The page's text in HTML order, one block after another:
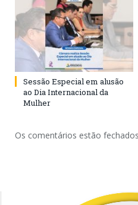
Sessão Especial em alusão
ao Dia Internacional da
Mulher
Os comentários estão